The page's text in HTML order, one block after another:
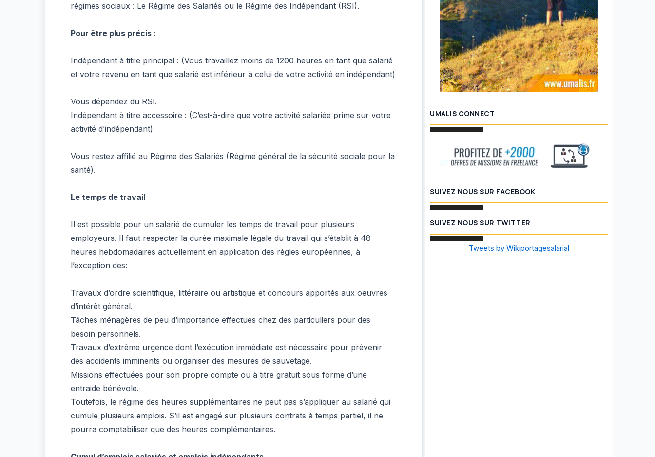
régimes sociaux : Le Régime des Salariés ou le Régime des Indépendant (RSI).
Pour être plus précis :
Indépendant à titre principal : (Vous travaillez moins de 1200 heures en tant que salarié
et votre revenu en tant que salarié est inférieur à celui de votre activité en indépendant)
Vous dépendez du RSI.
Indépendant à titre accessoire : (C’est-à-dire que votre activité salariée prime sur votre
activité d’indépendant)
Vous restez affilié au Régime des Salariés (Régime général de la sécurité sociale pour la
santé).
Le temps de travail
Il est possible pour un salarié de cumuler les temps de travail pour plusieurs
employeurs. Il faut respecter la durée maximale légale du travail qui s’établit à 48
heures hebdomadaires actuellement en application des règles européennes, à
l’exception des:
Travaux d’ordre scientifique, littéraire ou artistique et concours apportés aux oeuvres
d’intérêt général.
Tâches ménagères de peu d’importance effectués chez des particuliers pour des
besoin personnels.
Travaux d’extrême urgence dont l’exécution immédiate est nécessaire pour prévenir
des accidents imminents ou organiser des mesures de sauvetage.
Missions effectuées pour son propre compte ou à titre gratuit sous forme d’une
entraide bénévole.
Toutefois, le régime des heures supplémentaires ne peut pas s’appliquer au salarié qui
cumule plusieurs emplois. S’il est engagé sur plusieurs contrats à temps partiel, il ne
pourra comptabiliser que des heures complémentaires.
UMALIS CONNECT
SUIVEZ NOUS SUR FACEBOOK
SUIVEZ NOUS SUR TWITTER
Tweets by Wikiportagesalarial